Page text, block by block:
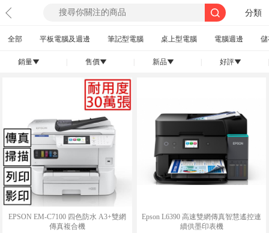
分類
全部 平板電腦及週邊 筆記型電腦 桌上型電腦 電腦週邊
銷量󰄢 售價󰄢 新品󰄢 好評󰄢
EPSON EM-C7100 四色防水 A3+雙網
傳真複合機
Epson L6390 高速雙網傳真智慧遙控連
續供墨印表機